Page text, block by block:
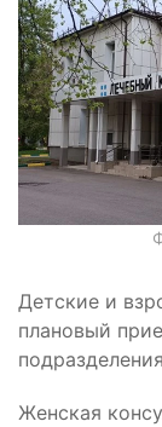
Детские и
плановый
Женская